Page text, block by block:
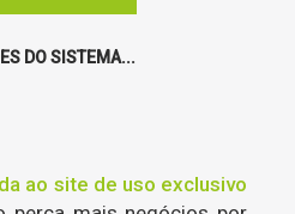
DO SISTEMA...
ao site de uso exclusivo